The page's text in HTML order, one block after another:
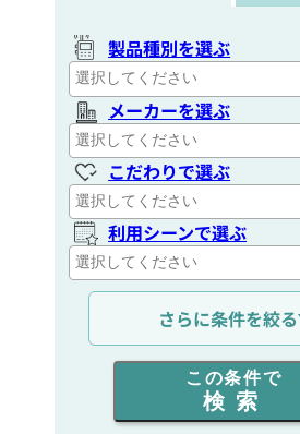
製品種別を選ぶ
メーカーを選ぶ
こだわりで選ぶ
利用シーンで選ぶ
通信距離を選ぶ
出力を選ぶ
同時通話人数を選ぶ
さらに条件を絞る
この条件で
検索